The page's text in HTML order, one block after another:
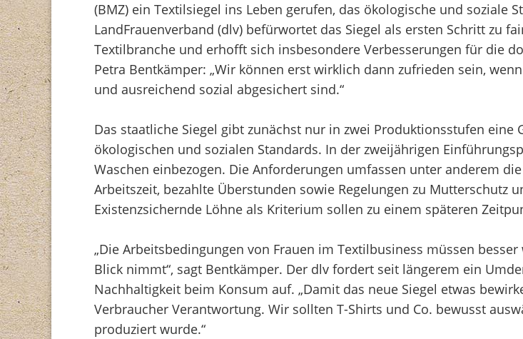
(BMZ) ein Textilsiegel ins Leben gerufen, das ökologische und soziale
LandFrauenverband (dlv) befürwortet das Siegel als ersten Schritt zu
Textilbranche und erhofft sich insbesondere Verbesserungen für die
Petra Bentkämper: „Wir können erst wirklich dann zufrieden sein,
und ausreichend sozial abgesichert sind.“
Das staatliche Siegel gibt zunächst nur in zwei Produktionsstufen
ökologischen und sozialen Standards. In der zweijährigen
Waschen einbezogen. Die Anforderungen umfassen unter anderem
Arbeitszeit, bezahlte Überstunden sowie Regelungen zu Mutterschutz
Existenzsichernde Löhne als Kriterium sollen zu einem späteren
„Die Arbeitsbedingungen von Frauen im Textilbusiness müssen
Blick nimmt“, sagt Bentkämper. Der dlv fordert seit längerem ein
Nachhaltigkeit beim Konsum auf. „Damit das neue Siegel etwas
Verbraucher Verantwortung. Wir sollten T-Shirts und Co. bewusst
produziert wurde.“